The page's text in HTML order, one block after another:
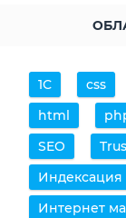
1С css
html
SEO
Индексация
Интернет
Снять